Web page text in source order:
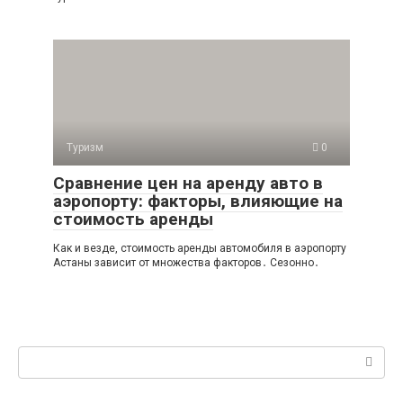
Туризм 0
Сравнение цен на аренду авто в
аэропорту: факторы, влияющие на
стоимость аренды
Как и везде, стоимость аренды автомобиля в аэропорту
Астаны зависит от множества факторов․ Сезонно․